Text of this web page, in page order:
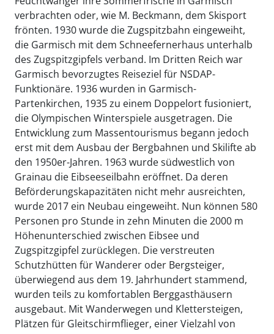
verbrachten oder, wie M. Beckmann, dem Skisport
frönten. 1930 wurde die Zugspitzbahn eingeweiht,
die Garmisch mit dem Schneefernerhaus unterhalb
des Zugspitzgipfels verband. Im Dritten Reich war
Garmisch bevorzugtes Reiseziel für NSDAP-
Funktionäre. 1936 wurden in Garmisch-
Partenkirchen, 1935 zu einem Doppelort fusioniert,
die Olympischen Winterspiele ausgetragen. Die
Entwicklung zum Massentourismus begann jedoch
erst mit dem Ausbau der Bergbahnen und Skilifte ab
den 1950er-Jahren. 1963 wurde südwestlich von
Grainau die Eibseeseilbahn eröffnet. Da deren
Beförderungskapazitäten nicht mehr ausreichten,
wurde 2017 ein Neubau eingeweiht. Nun können 580
Personen pro Stunde in zehn Minuten die 2000 m
Höhenunterschied zwischen Eibsee und
Zugspitzgipfel zurücklegen. Die verstreuten
Schutzhütten für Wanderer oder Bergsteiger,
überwiegend aus dem 19. Jahrhundert stammend,
wurden teils zu komfortablen Berggasthäusern
ausgebaut. Mit Wanderwegen und Klettersteigen,
Plätzen für Gleitschirmflieger, einer Vielzahl von